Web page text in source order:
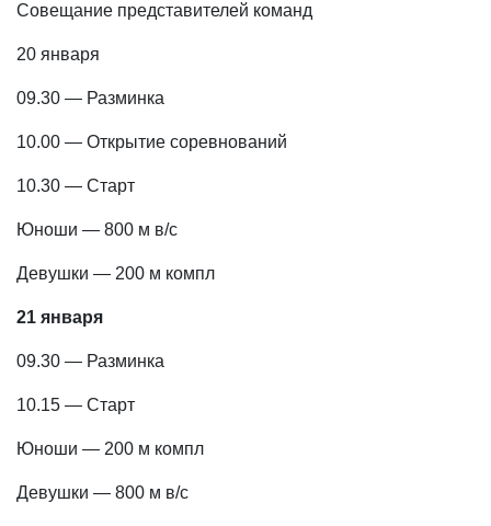
Совещание представителей команд
20 января
09.30 — Разминка
10.00 — Открытие соревнований
10.30 — Старт
Юноши — 800 м в/с
Девушки — 200 м компл
21 января
09.30 — Разминка
10.15 — Старт
Юноши — 200 м компл
Девушки — 800 м в/с